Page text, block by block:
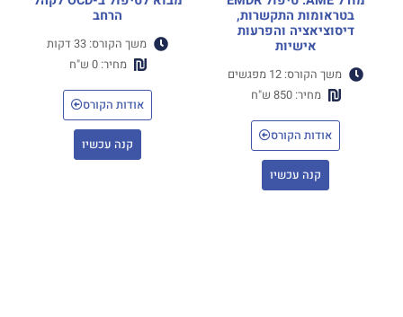
בטראומות התקשרות,
דיסוציאציה והפרעות
אישיות
משך הקורס: 12 מפגשים
מחיר: 850 ש"ח
אודות הקורס
קנה עכשיו
הרחב
משך הקורס: 33 דקות
מחיר: 0 ש"ח
אודות הקורס
קנה עכשיו